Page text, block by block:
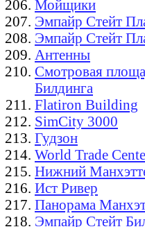
Мойщики
Эмпайр Стейт
Эмпайр Стейт
Антенны
Смотровая
Билдинга
Flatiron Building
SimCity 3000
Гудзон
World Trade
Нижний
Ист Ривер
Панорама
Эмпайр Стейт